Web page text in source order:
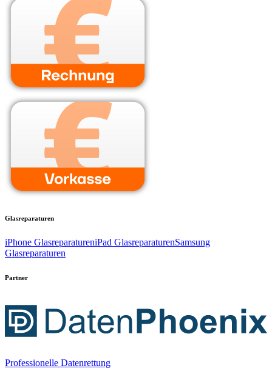
Glasreparaturen
iPhone GlasreparatureniPad GlasreparaturenSamsung
Glasreparaturen
Partner
Professionelle Datenrettung